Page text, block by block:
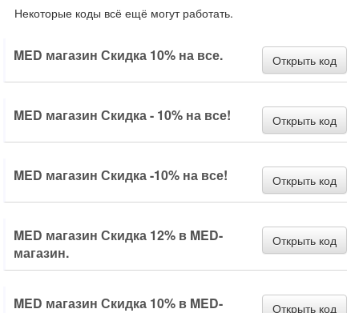
Некоторые коды всё ещё могут работать.
MED магазин Скидка 10% на все. Открыть код
MED магазин Скидка - 10% на все! Открыть код
MED магазин Скидка -10% на все! Открыть код
MED магазин Скидка 12% в MED-
магазин.
Открыть код
MED магазин Скидка 10% в MED-
Открыть код